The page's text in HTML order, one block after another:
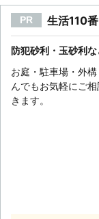
PR 生活110
防犯砂利・玉砂利
お庭・駐車場・外
んでもお気軽にご
きます。